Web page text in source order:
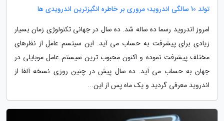
تولد 10 سالگی اندروید؛ مروری بر خاطره انگیزترین اندرویدی ها
امروز اندروید رسما ده ساله شد. ده سال در جهانی تکنولوژی زمان بسیار
زیادی برای پیشرفت به حساب می آید. این سیتسم عامل از نظرهای
مختلف پیشرفت نموده و اکنون محبوب ترین سیستم عامل موبایلی در
جهان به حساب می آید. ده سال پیش در چنین روزی نسخه آلفا از
اندروید معرفی گردید و یک ماه پس از این...